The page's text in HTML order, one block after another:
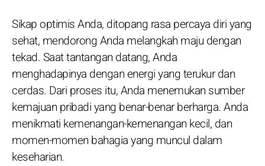
Sikap optimis Anda, ditopang rasa percaya diri yang
sehat, mendorong Anda melangkah maju dengan
tekad. Saat tantangan datang, Anda
menghadapinya dengan energi yang terukur dan
cerdas. Dari proses itu, Anda menemukan sumber
kemajuan pribadi yang benar-benar berharga. Anda
menikmati kemenangan-kemenangan kecil, dan
momen-momen bahagia yang muncul dalam
keseharian.